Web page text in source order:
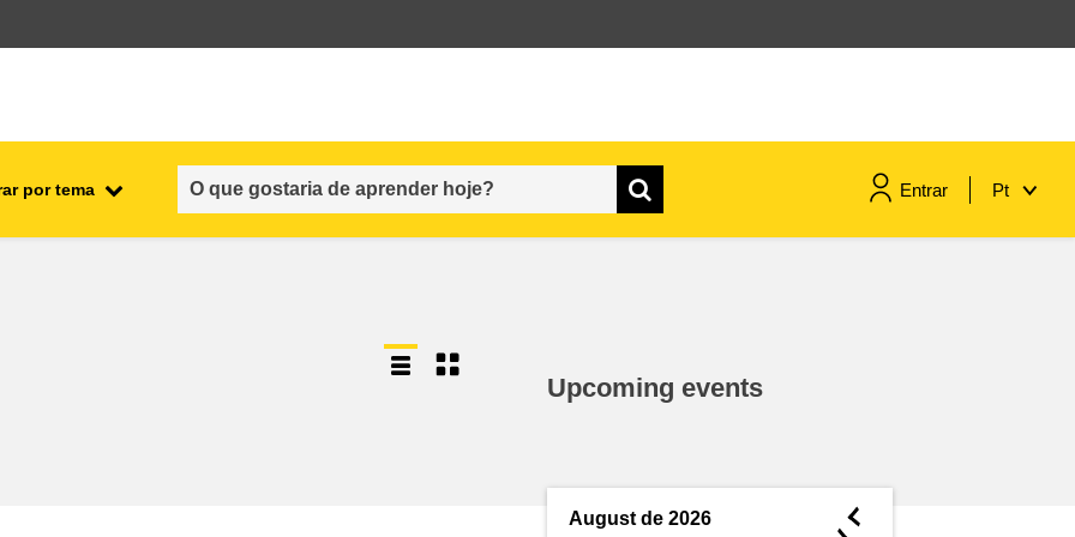
por tema Entrar Pt
conhecimento
Upcoming events
August de 2026 ◄